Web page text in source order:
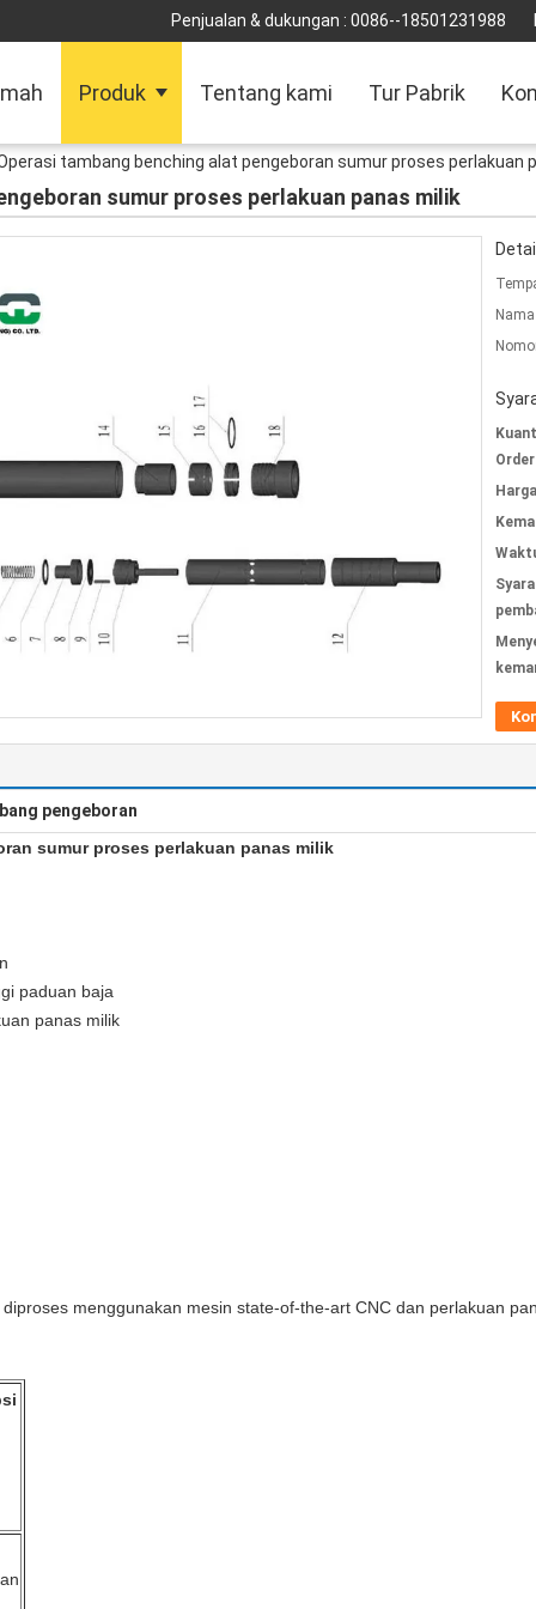
Penjualan & dukungan : 0086--18501231988
Produk Tentang kami Tur Pabrik
tambang benching alat pengeboran sumur proses perlakuan
sumur proses perlakuan panas milik
pengeboran
sumur proses perlakuan panas milik
paduan baja
panas milik
menggunakan mesin state-of-the-art CNC dan perlakuan